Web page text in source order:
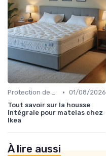
Protection de matelas • 01/08/2026
Tout savoir sur la housse
intégrale pour matelas chez
Ikea
À lire aussi